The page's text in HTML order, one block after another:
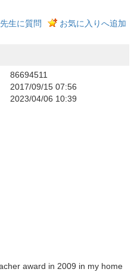
生に質問 お気に入りへ追加
86694511
2017/09/15 07:56
2023/04/06 10:39
award in 2009 in my home